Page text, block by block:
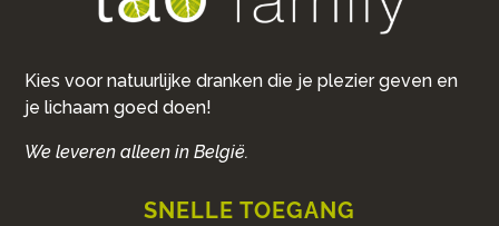
Kies voor natuurlijke dranken die je plezier geven en
je lichaam goed doen!
We leveren alleen in België.
SNELLE TOEGANG